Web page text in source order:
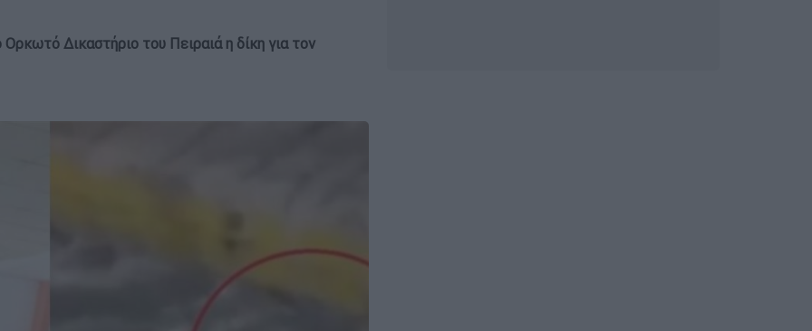
Δικαστήριο του Πειραιά η δίκη για τον